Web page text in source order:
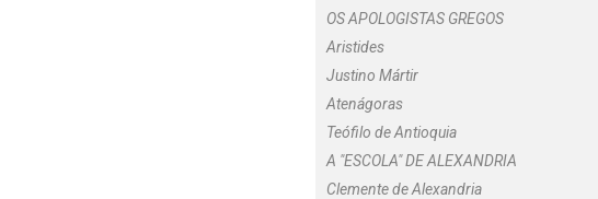
OS APOLOGISTAS GREGOS
Aristides
Justino Mártir
Atenágoras
Teófilo de Antioquia
A "ESCOLA" DE ALEXANDRIA
Clemente de Alexandria